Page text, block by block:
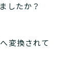
したか？
変換されて